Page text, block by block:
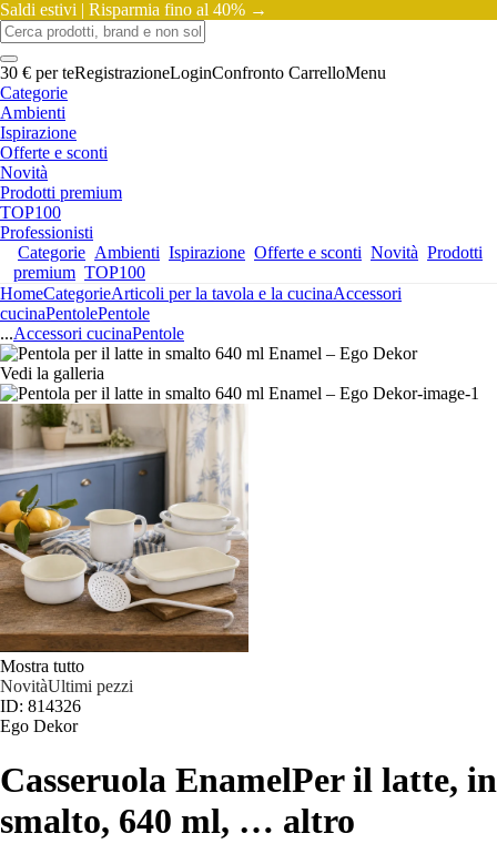
Saldi estivi | Risparmia fino al 40% →
30 € per teRegistrazioneLoginConfronto CarrelloMenu
Categorie
Ambienti
Ispirazione
Offerte e sconti
Novità
Prodotti premium
TOP100
Professionisti
Categorie Ambienti Ispirazione Offerte e sconti Novità Prodotti
premium TOP100
HomeCategorieArticoli per la tavola e la cucinaAccessori
cucinaPentolePentole
...Accessori cucinaPentole
Vedi la galleria
Mostra tutto
NovitàUltimi pezzi
ID: 814326
Ego Dekor
Casseruola EnamelPer il latte, in
smalto, 640 ml, … altro